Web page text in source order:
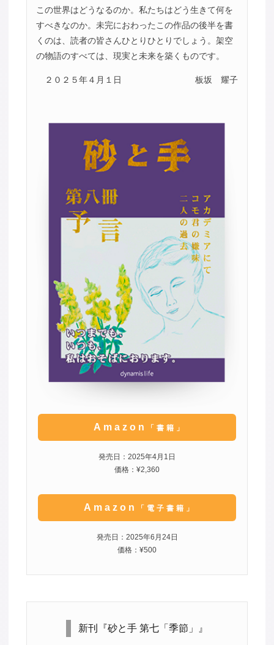
この世界はどうなるのか。私たちはどう生きて何を
すべきなのか。未完におわったこの作品の後半を書
くのは、読者の皆さんひとりひとりでしょう。架空
の物語のすべては、現実と未来を築くものです。
２０２５年４月１日 板坂 耀子
Amazon 「書籍」
発売日：2025年4月1日
価格：¥2,360
Amazon 「電子書籍」
発売日：2025年6月24日
価格：¥500
新刊『砂と手 第七「季節」』